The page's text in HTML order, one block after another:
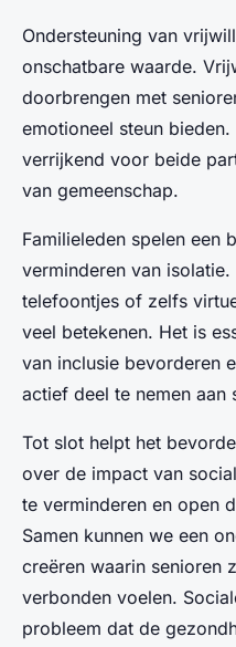
Ondersteuning van
onschatbare waarde.
doorbrengen met
emotioneel steun bieden.
verrijkend voor beide
van gemeenschap.
Familieleden spelen een
verminderen van
telefoontjes of zelfs
veel betekenen. Het is
van inclusie bevorderen
actief deel te nemen aan
Tot slot helpt het
over de impact van
te verminderen en open
Samen kunnen we een
creëren waarin senioren
verbonden voelen.
probleem dat de